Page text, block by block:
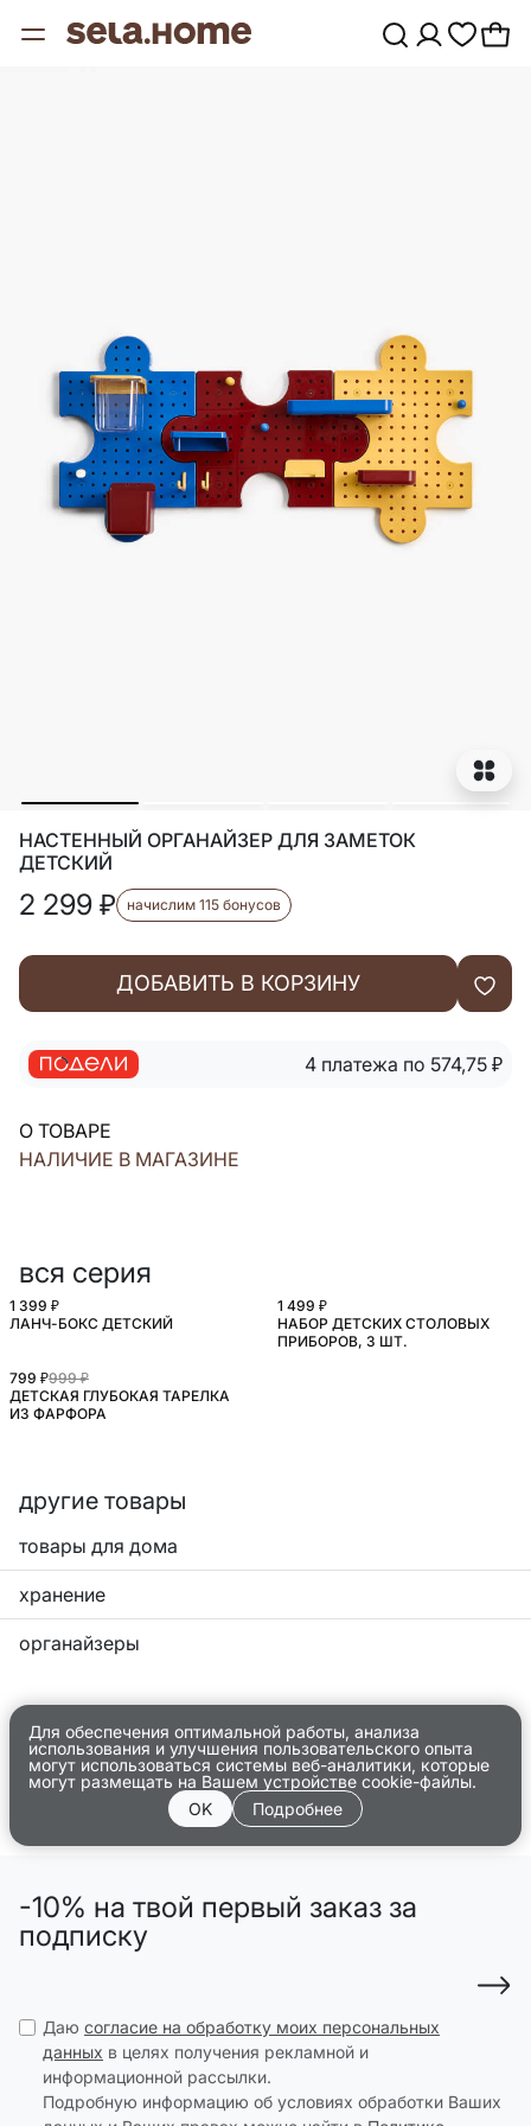
НАСТЕННЫЙ ОРГАНАЙЗЕР ДЛЯ ЗАМЕТОК
ДЕТСКИЙ
2 299 ₽ начислим 115 бонусов
ДОБАВИТЬ В КОРЗИНУ
4 платежа по 574,75 ₽
О ТОВАРЕ
НАЛИЧИЕ В МАГАЗИНЕ
вся серия
1 399 ₽
ЛАНЧ-БОКС ДЕТСКИЙ
1 499 ₽
НАБОР ДЕТСКИХ СТОЛОВЫХ
ПРИБОРОВ, 3 ШТ.
799 ₽999 ₽
ДЕТСКАЯ ГЛУБОКАЯ ТАРЕЛКА
ИЗ ФАРФОРА
другие товары
товары для дома
хранение
органайзеры
Для обеспечения оптимальной работы, анализа
использования и улучшения пользовательского опыта
могут использоваться системы веб-аналитики, которые
могут размещать на Вашем устройстве cookie-файлы.
OK
Подробнее
-10% на твой первый заказ за
подписку
Даю согласие на обработку моих персональных
данных в целях получения рекламной и
информационной рассылки.
Подробную информацию об условиях обработки Ваших